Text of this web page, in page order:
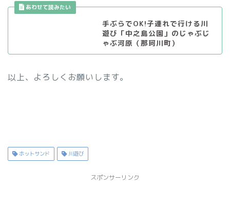
手ぶらでOK!子連れで行ける川
遊び「中之島公園」のじゃぶじ
ゃぶ河原（那珂川町）
以上、よろしくお願いします。
ホットサンド 川遊び
スポンサーリンク